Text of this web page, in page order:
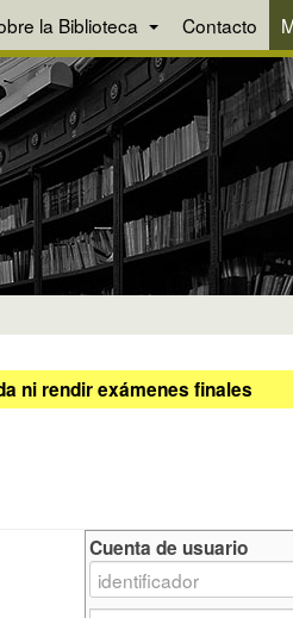
la Biblioteca Contacto
ni rendir exámenes finales
Cuenta de usuario